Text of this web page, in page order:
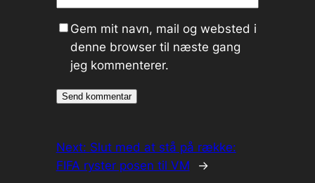
Gem mit navn, mail og websted i
denne browser til næste gang
jeg kommenterer.
Next: Slut med at stå på række:
FIFA ryster posen til VM
→